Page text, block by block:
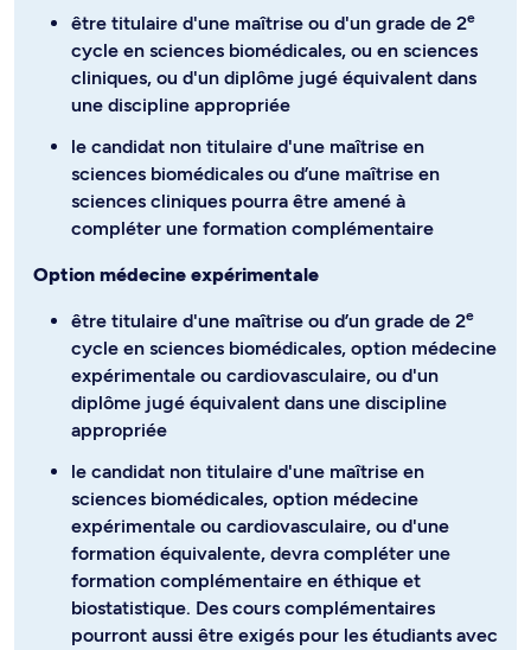
être titulaire d'une maîtrise ou d'un grade de 2e
cycle en sciences biomédicales, ou en sciences
cliniques, ou d'un diplôme jugé équivalent dans
une discipline appropriée
le candidat non titulaire d'une maîtrise en
sciences biomédicales ou d’une maîtrise en
sciences cliniques pourra être amené à
compléter une formation complémentaire
Option médecine expérimentale
être titulaire d'une maîtrise ou d’un grade de 2e
cycle en sciences biomédicales, option médecine
expérimentale ou cardiovasculaire, ou d'un
diplôme jugé équivalent dans une discipline
appropriée
le candidat non titulaire d'une maîtrise en
sciences biomédicales, option médecine
expérimentale ou cardiovasculaire, ou d'une
formation équivalente, devra compléter une
formation complémentaire en éthique et
biostatistique. Des cours complémentaires
pourront aussi être exigés pour les étudiants avec